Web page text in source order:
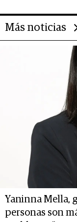
Más noticias
Yaninna Mella,
personas son